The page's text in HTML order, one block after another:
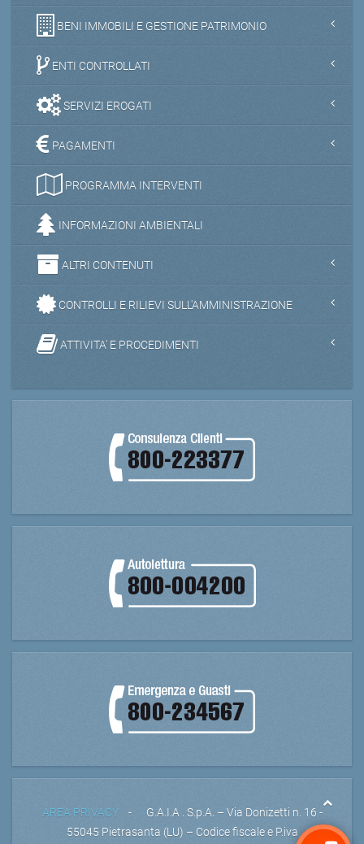
BENI IMMOBILI E GESTIONE PATRIMONIO
ENTI CONTROLLATI
SERVIZI EROGATI
PAGAMENTI
PROGRAMMA INTERVENTI
INFORMAZIONI AMBIENTALI
ALTRI CONTENUTI
CONTROLLI E RILIEVI SULL'AMMINISTRAZIONE
ATTIVITA' E PROCEDIMENTI
AREA PRIVACY- G.A.I.A . S.p.A. – Via Donizetti n. 16 -
55045 Pietrasanta (LU) – Codice fiscale e P.iva